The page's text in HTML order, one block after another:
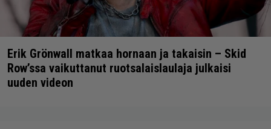
Erik Grönwall matkaa hornaan ja takaisin – Skid
Row’ssa vaikuttanut ruotsalaislaulaja julkaisi
uuden videon